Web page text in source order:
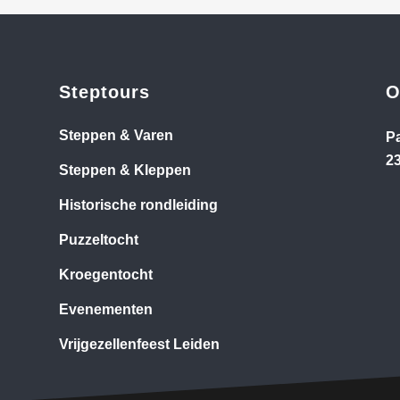
Steptours
Steppen & Varen
Steppen & Kleppen
Historische rondleiding
Puzzeltocht
Kroegentocht
Evenementen
Vrijgezellenfeest Leiden